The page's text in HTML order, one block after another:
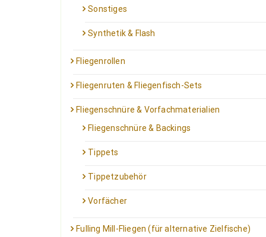
Sonstiges
Synthetik & Flash
Fliegenrollen
Fliegenruten & Fliegenfisch-Sets
Fliegenschnüre & Vorfachmaterialien
Fliegenschnüre & Backings
Tippets
Tippetzubehör
Vorfächer
Fulling Mill-Fliegen (für alternative Zielfische)